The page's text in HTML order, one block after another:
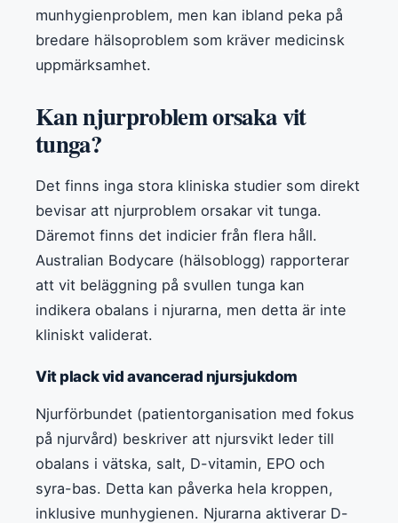
munhygienproblem, men kan ibland peka på
bredare hälsoproblem som kräver medicinsk
uppmärksamhet.
Kan njurproblem orsaka vit
tunga?
Det finns inga stora kliniska studier som direkt
bevisar att njurproblem orsakar vit tunga.
Däremot finns det indicier från flera håll.
Australian Bodycare (hälsoblogg) rapporterar
att vit beläggning på svullen tunga kan
indikera obalans i njurarna, men detta är inte
kliniskt validerat.
Vit plack vid avancerad njursjukdom
Njurförbundet (patientorganisation med fokus
på njurvård) beskriver att njursvikt leder till
obalans i vätska, salt, D-vitamin, EPO och
syra-bas. Detta kan påverka hela kroppen,
inklusive munhygienen. Njurarna aktiverar D-